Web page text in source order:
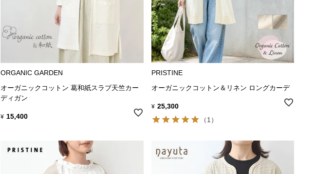
ORGANIC GARDEN
オーガニックコットン 葛和紙スラブ天竺カー
ディガン
¥ 15,400
PRISTINE
オーガニックコットン＆リネン ロングカーデ
¥ 25,300
（1）